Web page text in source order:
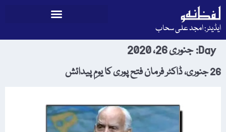
ایڈیٹر: امجد علی سحاب
Day: جنوری 26، 2020
26 جنوری، ڈاکٹر فرمان فتح پوری کا یومِ پیدائش